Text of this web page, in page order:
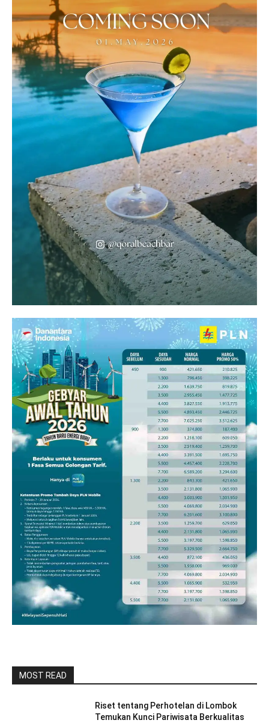
MOST READ
Riset tentang Perhotelan di Lombok
Temukan Kunci Pariwisata Berkualitas